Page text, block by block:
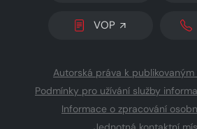
VOP
Autorská práva k
Podmínky pro užívání služby
Informace o zpracování